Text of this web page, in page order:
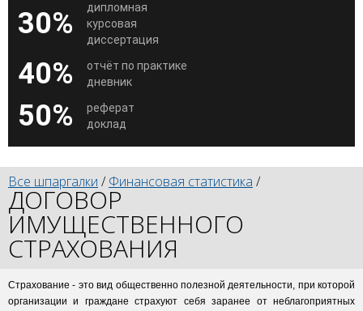
30%
дипломная
курсовая
диссертация
40%
отчёт по практике
дневник
50%
реферат
доклад
Все шпаргалки / Финансовая статистика /
ДОГОВОР
ИМУЩЕСТВЕННОГО
СТРАХОВАНИЯ
Страхование - это вид общественно полезной деятельности, при которой
организации и граждане страхуют себя заранее от неблагоприятных